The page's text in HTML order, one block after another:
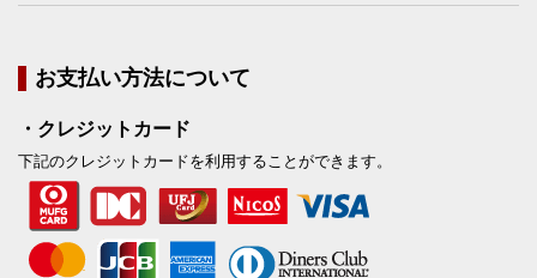
お支払い方法について
・クレジットカード
下記のクレジットカードを利用することができます。